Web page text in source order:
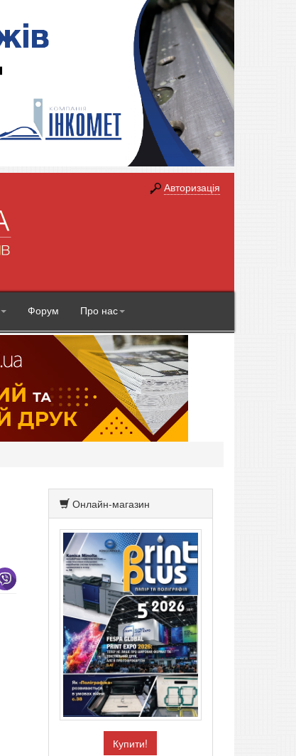
Авторизація
Форум Про нас
Онлайн-магазин
Купити!